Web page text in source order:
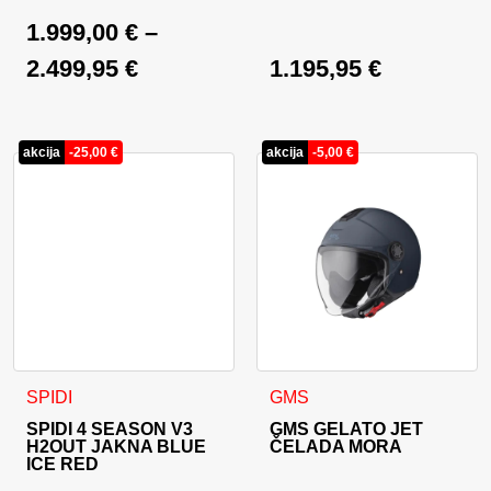
1.999,00 € –
2.499,95 € 1.195,95 €
akcija -25,00 €
SPIDI
SPIDI 4 SEASON V3
H2OUT JAKNA BLUE
ICE RED
Ta izdelek ima več različic. Možnosti lahko izberete na
akcija -5,00 €
GMS
GMS GELATO JET
ČELADA MORA
Ta izdelek ima več različic.